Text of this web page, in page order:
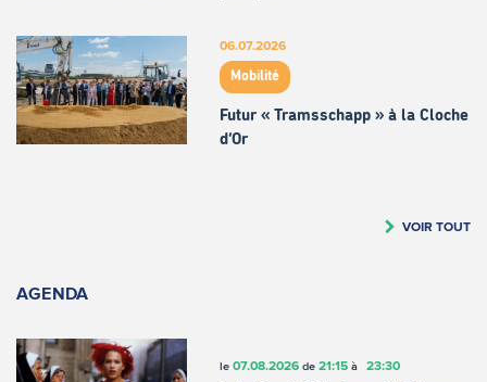
06.07.2026
Mobilité
Futur « Tramsschapp » à la Cloche
d’Or
VOIR TOUT
AGENDA
le 07.08.2026de 21:15à 23:30